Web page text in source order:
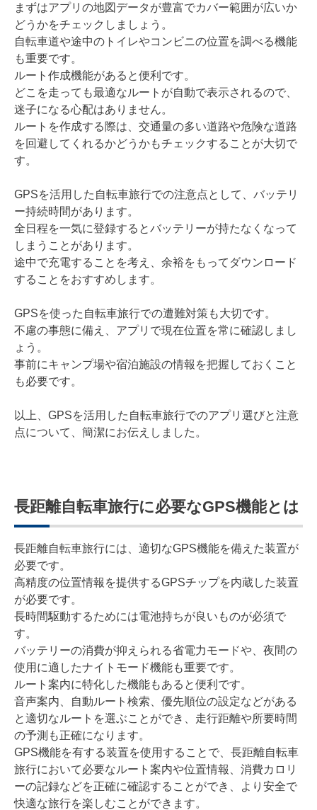
まずはアプリの地図データが豊富でカバー範囲が広いか
どうかをチェックしましょう。
自転車道や途中のトイレやコンビニの位置を調べる機能
も重要です。
ルート作成機能があると便利です。
どこを走っても最適なルートが自動で表示されるので、
迷子になる心配はありません。
ルートを作成する際は、交通量の多い道路や危険な道路
を回避してくれるかどうかもチェックすることが大切で
す。
GPSを活用した自転車旅行での注意点として、バッテリ
ー持続時間があります。
全日程を一気に登録するとバッテリーが持たなくなって
しまうことがあります。
途中で充電することを考え、余裕をもってダウンロード
することをおすすめします。
GPSを使った自転車旅行での遭難対策も大切です。
不慮の事態に備え、アプリで現在位置を常に確認しまし
ょう。
事前にキャンプ場や宿泊施設の情報を把握しておくこと
も必要です。
以上、GPSを活用した自転車旅行でのアプリ選びと注意
点について、簡潔にお伝えしました。
長距離自転車旅行に必要なGPS機能とは
長距離自転車旅行には、適切なGPS機能を備えた装置が
必要です。
高精度の位置情報を提供するGPSチップを内蔵した装置
が必要です。
長時間駆動するためには電池持ちが良いものが必須で
す。
バッテリーの消費が抑えられる省電力モードや、夜間の
使用に適したナイトモード機能も重要です。
ルート案内に特化した機能もあると便利です。
音声案内、自動ルート検索、優先順位の設定などがある
と適切なルートを選ぶことができ、走行距離や所要時間
の予測も正確になります。
GPS機能を有する装置を使用することで、長距離自転車
旅行において必要なルート案内や位置情報、消費カロリ
ーの記録などを正確に確認することができ、より安全で
快適な旅行を楽しむことができます。